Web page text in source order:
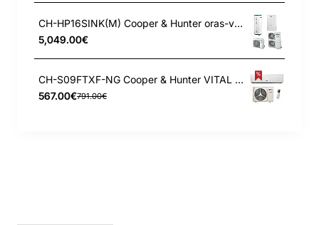
CH-HP16SINK(M) Cooper & Hunter oras-vanduo šilumos siurblys
5,049.00€
CH-S09FTXF-NG Cooper & Hunter VITAL 2.5/2.8 kW oro kondicionierius
567.00€791.00€